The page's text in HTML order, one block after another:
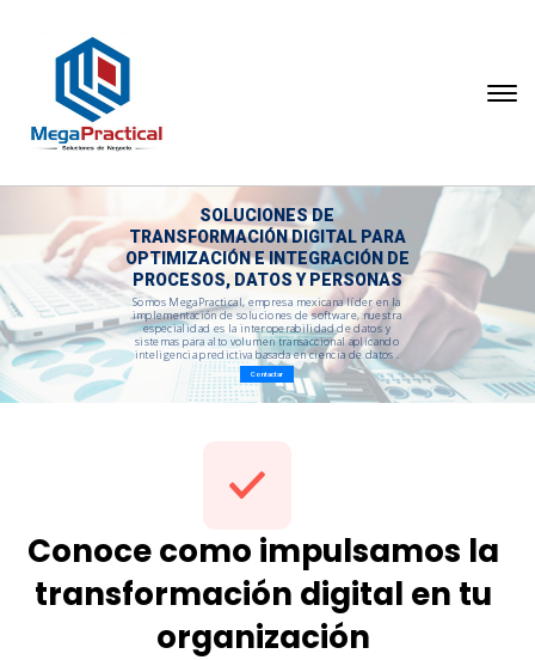
SOLUCIONES DE
TRANSFORMACIÓN DIGITAL PARA
OPTIMIZACIÓN E INTEGRACIÓN DE
PROCESOS, DATOS Y PERSONAS
Somos MegaPractical, empresa mexicana líder en la
implementación de soluciones de software, nuestra
especialidad es la interoperabilidad de datos y
sistemas para alto volumen transaccional aplicando
inteligencia predictiva basada en ciencia de datos .
Contactar
Conoce como impulsamos la
transformación digital en tu
organización